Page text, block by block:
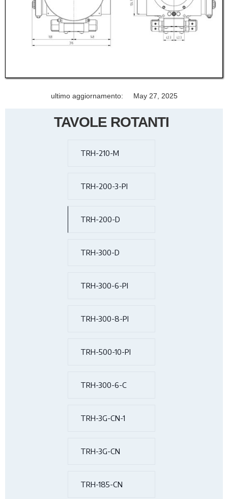
ultimo aggiornamento: May 27, 2025
TAVOLE ROTANTI
TRH-210-M
TRH-200-3-PI
TRH-200-D
TRH-300-D
TRH-300-6-PI
TRH-300-8-PI
TRH-500-10-PI
TRH-300-6-C
TRH-3G-CN-1
TRH-3G-CN
TRH-185-CN